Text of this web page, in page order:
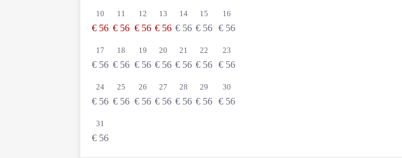
10
€ 56
11
€ 56
12
€ 56
13
€ 56
14
€ 56
15
€ 56
16
€ 56
17
€ 56
18
€ 56
19
€ 56
20
€ 56
21
€ 56
22
€ 56
23
€ 56
24
€ 56
25
€ 56
26
€ 56
27
€ 56
28
€ 56
29
€ 56
30
€ 56
31
€ 56